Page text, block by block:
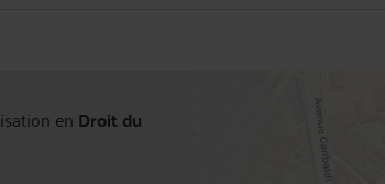
en Droit du